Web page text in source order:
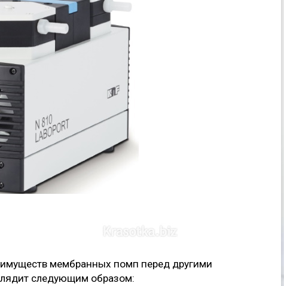
мембранных помп перед другими
следующим образом: